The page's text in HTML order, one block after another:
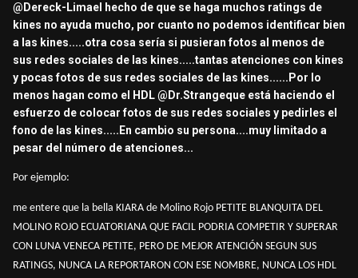
@Dereck-Limael hecho de que se haga muchos ratings de
kines no ayuda mucho, por cuanto no podemos identificar bien
a las kines.....otra cosa sería si pusieran fotos al menos de
sus redes sociales de las kines.....tantas atenciones con kines
y pocas fotos de sus redes sociales de las kines......Por lo
menos hagan como el HDL@Dr.Strangeque está haciendo el
esfuerzo de colocar fotos de sus redes sociales y pedirles el
fono de las kines.....En cambio su persona....muy limitado a
pesar del número de atenciones...
Por ejemplo:
me entere que la bella KIARA de Molino Rojo PETITE BLANQUITA DEL
MOLINO ROJO ECUATORIANA QUE FACIL PODRIA COMPETIR Y SUPERAR
CON LUNA VENECA PETITE, PERO DE MEJOR ATENCIÓN SEGUN SUS
RATINGS, NUNCA LA REPORTARON CON ESE NOMBRE, NUNCA LOS HDL